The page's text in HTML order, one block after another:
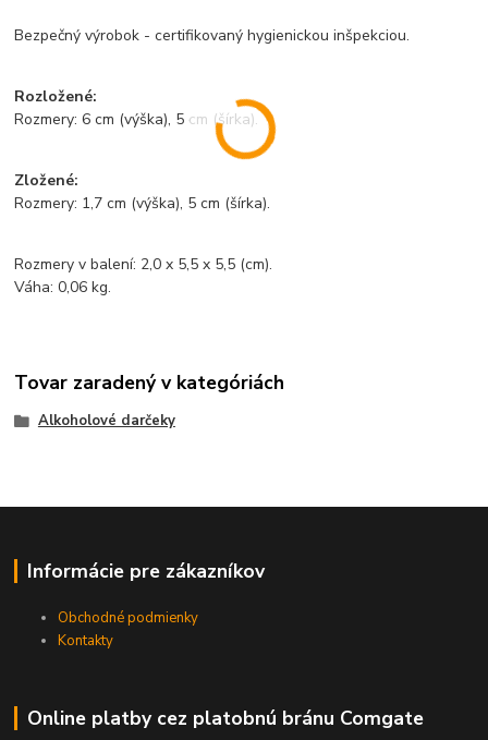
Bezpečný výrobok - certifikovaný hygienickou inšpekciou.
Rozložené:
Rozmery: 6 cm (výška), 5 cm (šírka).
Zložené:
Rozmery: 1,7 cm (výška), 5 cm (šírka).
Rozmery v balení: 2,0 x 5,5 x 5,5 (cm).
Váha: 0,06 kg.
Tovar zaradený v kategóriách
Alkoholové darčeky
Informácie pre zákazníkov
Obchodné podmienky
Kontakty
Online platby cez platobnú bránu Comgate